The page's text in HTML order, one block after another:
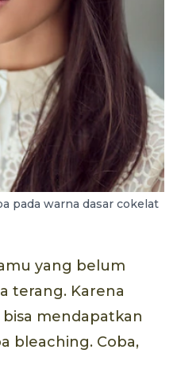
pada warna dasar cokelat
yang belum
terang. Karena
mendapatkan
bleaching. Coba,